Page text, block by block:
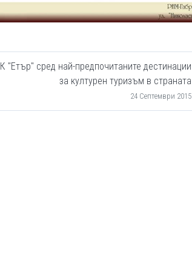
"Етър" сред най-предпочитаните дестинации
за културен туризъм в страната
24 Септември 2015